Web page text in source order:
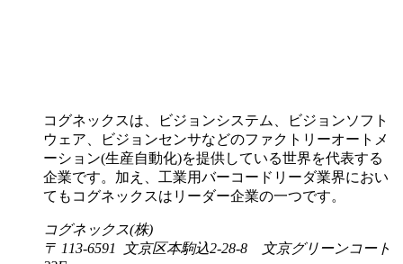
コグネックスは、ビジョンシステム、ビジョンソフト
ウェア、ビジョンセンサなどのファクトリーオートメ
ーション(生産自動化)を提供している世界を代表する
企業です。加え、工業用バーコードリーダ業界におい
てもコグネックスはリーダー企業の一つです。
コグネックス(株)
〒 113-6591 文京区本駒込2-28-8 文京グリーンコート